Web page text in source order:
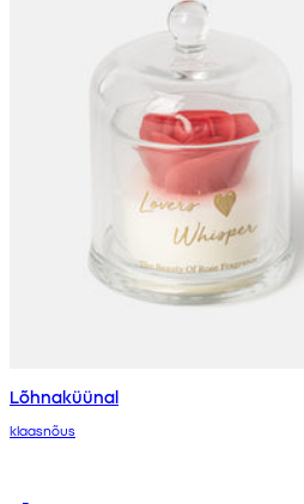
Lõhnaküünal
klaasnõus